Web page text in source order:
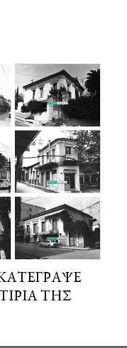
ΤΗΣ